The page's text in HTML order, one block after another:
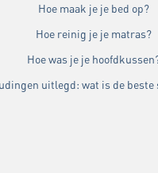
Hoe maak je je bed op?
Hoe reinig je je matras?
Hoe was je je
uitlegd: wat is de beste